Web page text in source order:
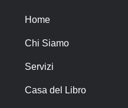
Home
Chi Siamo
Servizi
Casa del Libro